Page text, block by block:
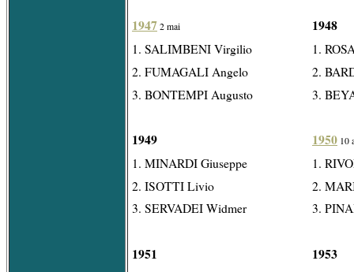
1947 2 mai
1. SALIMBENI Virgilio
2. FUMAGALI Angelo
3. BONTEMPI Augusto
1949
1. MINARDI Giuseppe
2. ISOTTI Livio
3. SERVADEI Widmer
1951
1948
1.
2.
3.
1950 10
1.
2.
3.
1953